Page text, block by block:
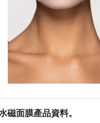
磁面膜產品資料。